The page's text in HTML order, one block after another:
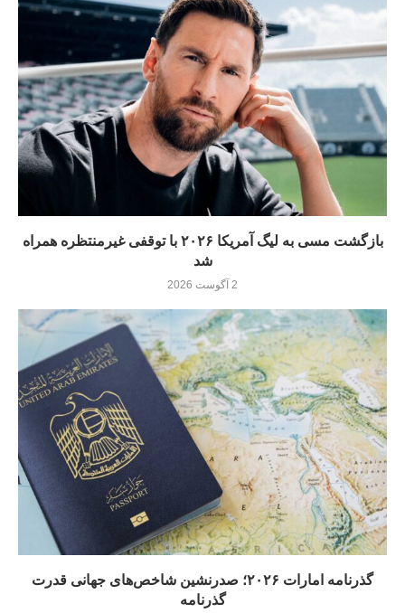
بازگشت مسی به لیگ آمریکا ۲۰۲۶ با توقفی غیرمنتظره همراه
شد
2 آگوست 2026
گذرنامه امارات ۲۰۲۶؛ صدرنشین شاخص‌های جهانی قدرت
گذرنامه